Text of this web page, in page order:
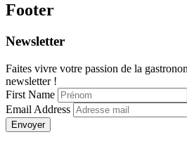
Footer
Newsletter
Faites vivre votre passion de la
newsletter !
First Name
Email Address
Envoyer